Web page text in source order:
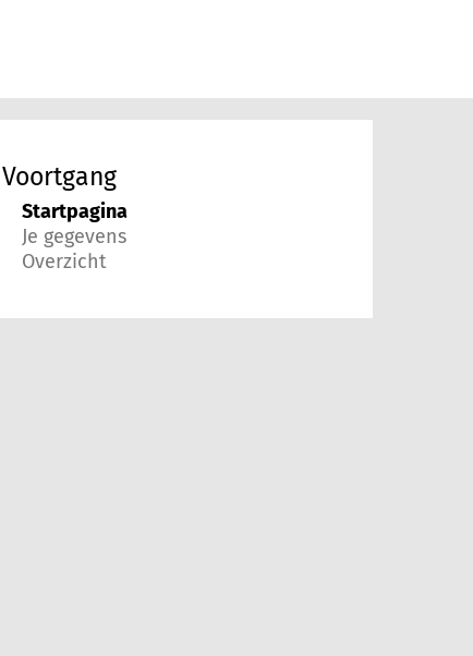
Voortgang
Startpagina
Je gegevens
Overzicht